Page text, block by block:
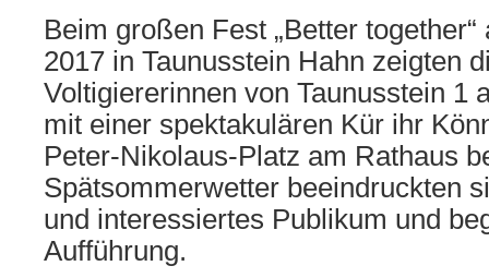
Beim großen Fest „Better
2017 in Taunusstein Hahn zeigten
Voltigiererinnen von Taunusstein 1
mit einer spektakulären Kür ihr
Peter-Nikolaus-Platz am Rathaus
Spätsommerwetter beeindruckten
und interessiertes Publikum und
Aufführung.